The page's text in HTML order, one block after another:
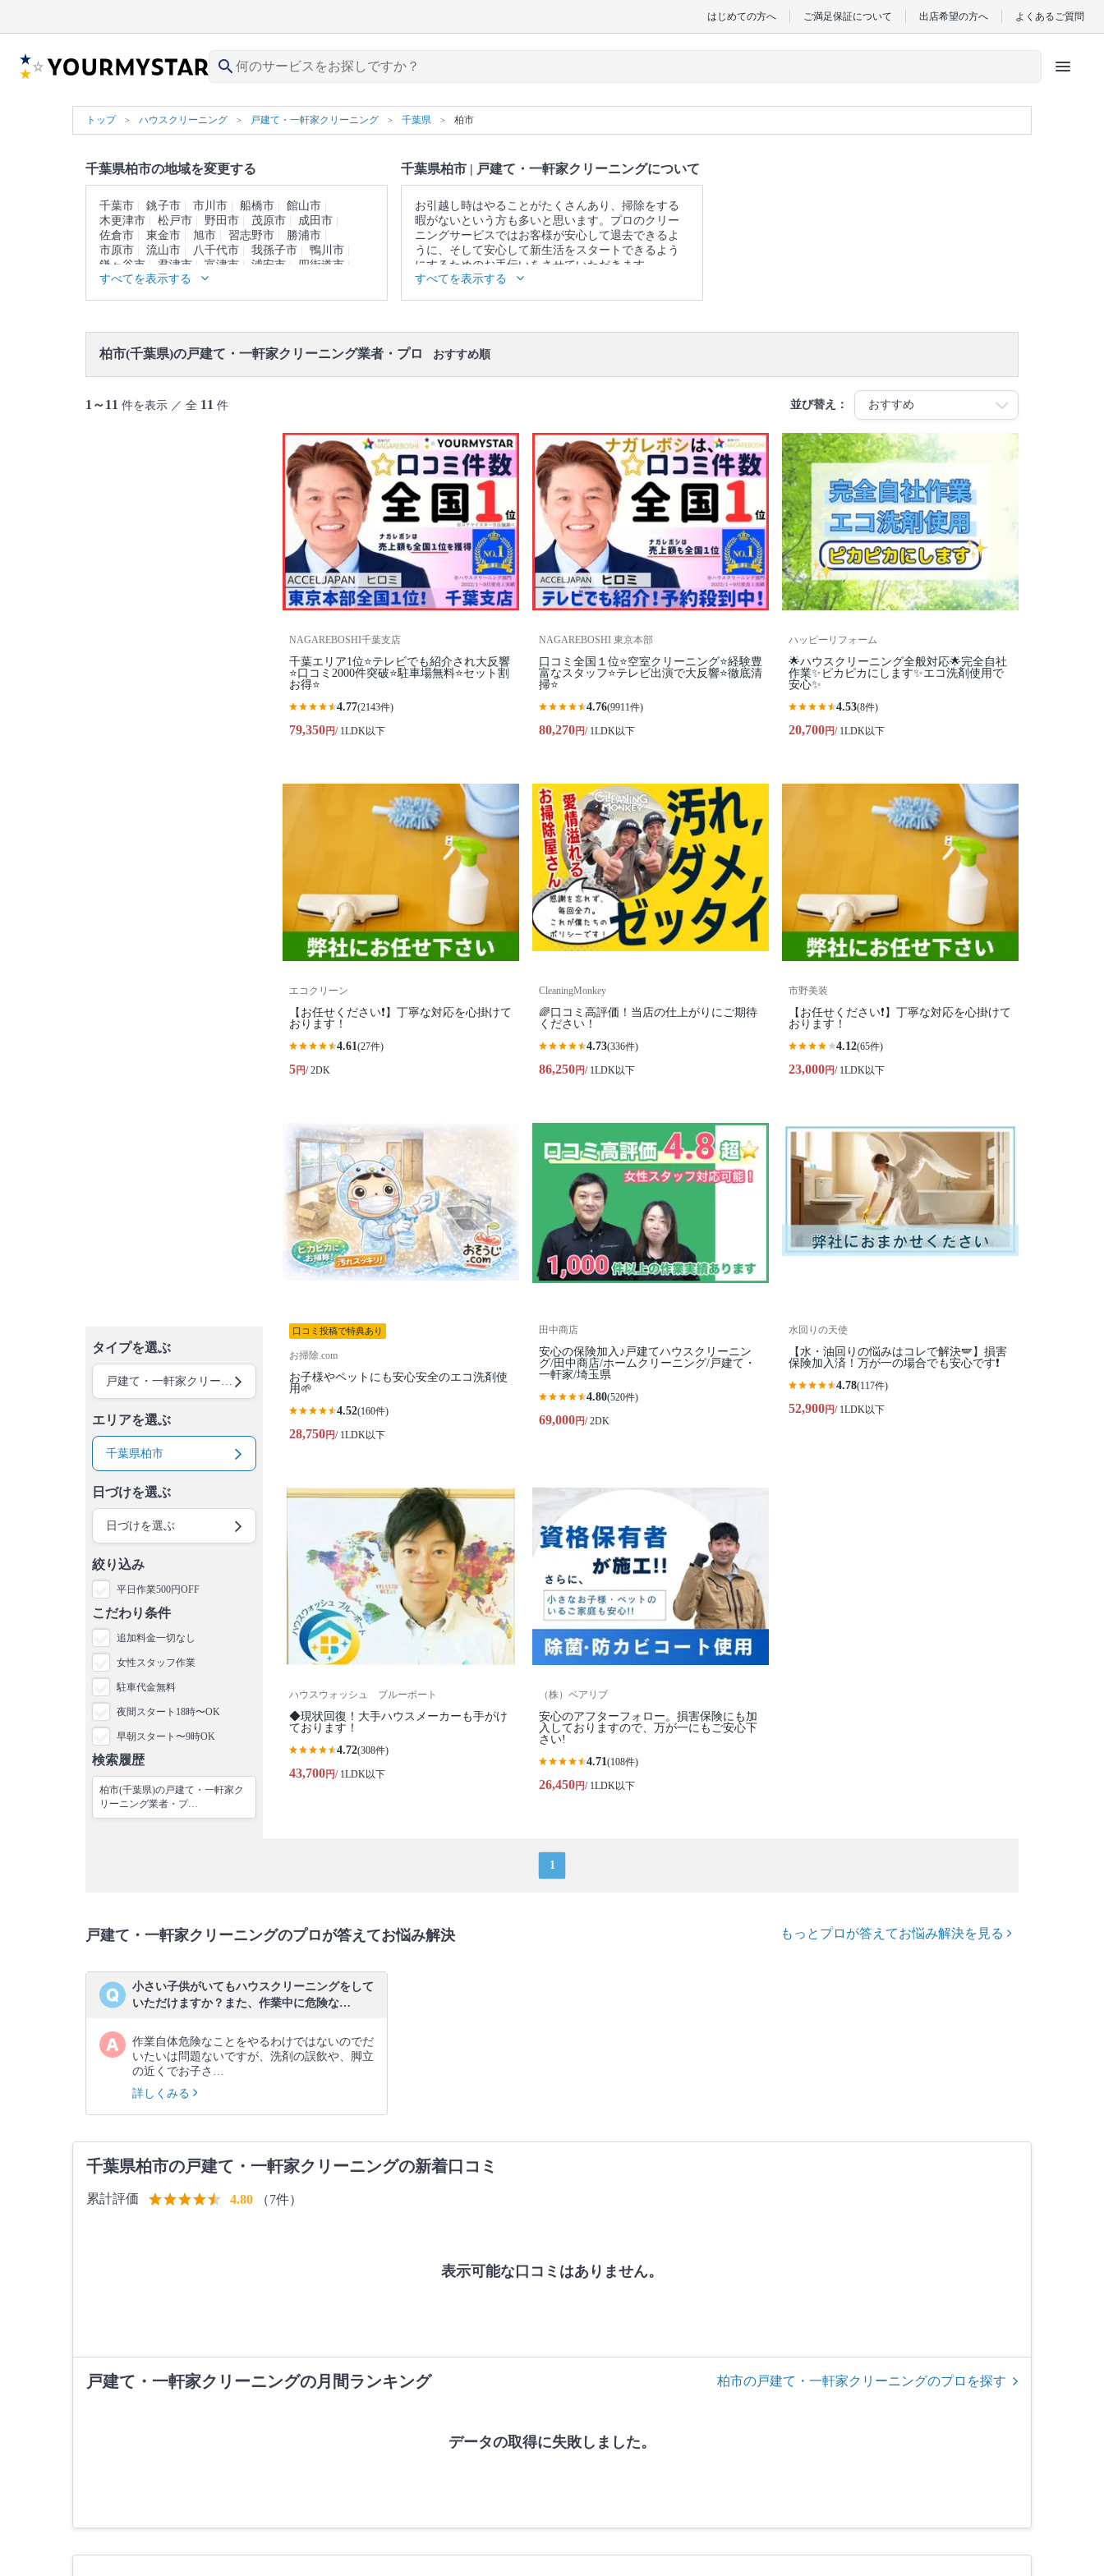
はじめての方へ ご満足保証について 出店希望の方へ よくあるご質問
search menu
トップ ハウスクリーニング 戸建て・一軒家クリーニング 千葉県 柏市
千葉県柏市の地域を変更する
千葉市 銚子市 市川市 船橋市
館山市
木更津市
松戸市 野田市 茂原市
成田市
佐倉市
東金市 旭市 習志野市
勝浦市
市原市
流山市 八千代市 我孫子市
鴨川市
鎌ヶ谷市
君津市 富津市 浦安市
四街道市
袖ヶ浦市
八街市 印西市
すべてを表示する
千葉県柏市 | 戸建て・一軒家クリーニングについて
お引越し時はやることがたくさんあり、掃除をする
暇がないという方も多いと思います。プロのクリー
ニングサービスではお客様が安心して退去できるよ
うに、そして安心して新生活をスタートできるよう
にするためのお手伝いをさせていただきます。
▼表示価格に含まれる戸建て・一軒家クリーニング
の作業範囲
井 / 壁面 / 床 / 廊下 / 階段 / 玄関
口コミもご参照ください。
すべてを表示する
柏市(千葉県)の戸建て・一軒家クリーニング業者・プロ おすすめ順
1～11 件を表示 ／ 全 11 件 並び替え：
タイプを選ぶ
エリアを選ぶ
千葉県柏市
日づけを選ぶ
日づけを選ぶ
絞り込み
平日作業500円OFF
こだわり条件
追加料金一切なし
女性スタッフ作業
駐車代金無料
夜間スタート18時〜OK
早朝スタート〜9時OK
検索履歴
柏市(千葉県)の戸建て・一軒家ク
リーニング業者・プ…
NAGAREBOSHI千葉支店
千葉エリア1位⭐テレビでも紹介され大反響
⭐️口コミ2000件突破⭐️駐車場無料⭐セット割
お得⭐
4.77(2143件)
79,350円/ 1LDK以下
NAGAREBOSHI 東京本部
口コミ全国１位⭐空室クリーニング⭐経験豊
富なスタッフ⭐テレビ出演で大反響⭐徹底清
掃⭐
4.76(9911件)
80,270円/ 1LDK以下
ハッピーリフォーム
🌟ハウスクリーニング全般対応🌟完全自社
作業✨️ピカピカにします✨️エコ洗剤使用で
安心✨
4.53(8件)
20,700円/ 1LDK以下
エコクリーン
【お任せください❗️】丁寧な対応を心掛けて
おります！
4.61(27件)
5円/ 2DK
CleaningMonkey
🌈口コミ高評価！当店の仕上がりにご期待
ください！
4.73(336件)
86,250円/ 1LDK以下
市野美装
【お任せください❗️】丁寧な対応を心掛けて
おります！
4.12(65件)
23,000円/ 1LDK以下
口コミ投稿で特典あり
お掃除.com
お子様やペットにも安心安全のエコ洗剤使
用🌱
4.52(160件)
28,750円/ 1LDK以下
田中商店
安心の保険加入♪戸建てハウスクリーニン
グ/田中商店/ホームクリーニング/戸建て・
一軒家/埼玉県
4.80(520件)
69,000円/ 2DK
水回りの天使
【水・油回りの悩みはコレで解決🪽】損害
保険加入済！万が一の場合でも安心です❗️
4.78(117件)
52,900円/ 1LDK以下
ハウスウォッシュ ブルーポート
◆現状回復！大手ハウスメーカーも手がけ
ております！
4.72(308件)
43,700円/ 1LDK以下
（株）ベアリブ
安心のアフターフォロー。損害保険にも加
入しておりますので、万が一にもご安心下
さい!
4.71(108件)
26,450円/ 1LDK以下
1
戸建て・一軒家クリーニングのプロが答えてお悩み解決 もっとプロが答えてお悩み解決を見る
小さい子供がいてもハウスクリーニングをして
いただけますか？また、作業中に危険な…
作業自体危険なことをやるわけではないのでだ
いたいは問題ないですが、洗剤の誤飲や、脚立
の近くでお子さ…
詳しくみる
千葉県柏市の戸建て・一軒家クリーニングの新着口コミ
累計評価 4.80 （7件）
表示可能な口コミはありません。
戸建て・一軒家クリーニングの月間ランキング 柏市の戸建て・一軒家クリーニングのプロを探す
データの取得に失敗しました。